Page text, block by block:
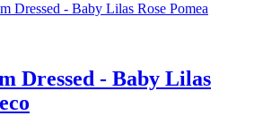
Dressed - Baby Lilas